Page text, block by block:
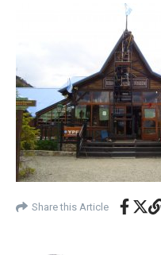
Share this Article